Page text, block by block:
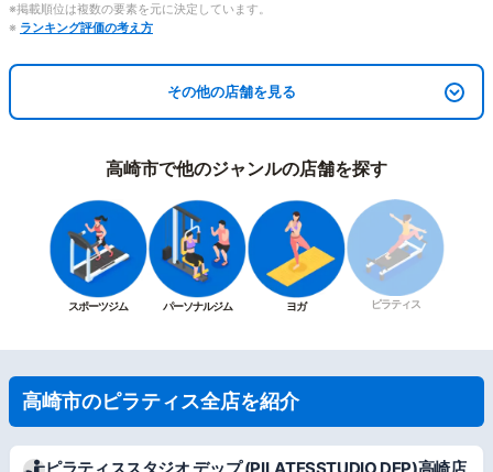
※掲載順位は複数の要素を元に決定しています。
※ ランキング評価の考え方
その他の店舗を見る
高崎市で他のジャンルの店舗を探す
スポーツジム パーソナルジム ヨガ ピラティス
高崎市のピラティス全店を紹介